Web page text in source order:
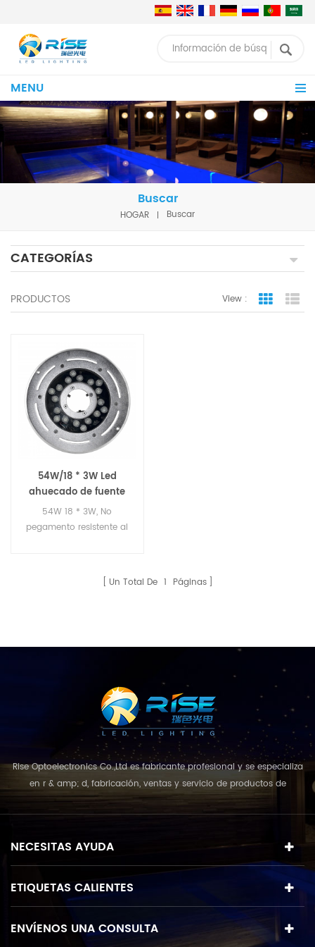
MENU
Buscar
HOGAR Buscar
CATEGORÍAS
PRODUCTOS View : Grid View
54W/18 * 3W Led
ahuecado de fuente
de luz
54W 18 * 3W, No
pegamento resistente al
de luz led, alta calidad
LED de luz de fuente,
Un Total De 1 Páginas
Rise Optoelectronics Co.,Ltd es fabricante profesional y se especializa
en r & amp; d, fabricación, ventas y servicio de productos de
iluminación led, con una amplia variedad de unidades de
iluminación para uso residencial, comercial y de paisaje. con el
destacado", que combina u...
NECESITAS AYUDA
ETIQUETAS CALIENTES
ENVÍENOS UNA CONSULTA